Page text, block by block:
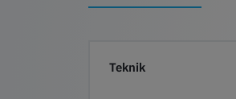
Teknik